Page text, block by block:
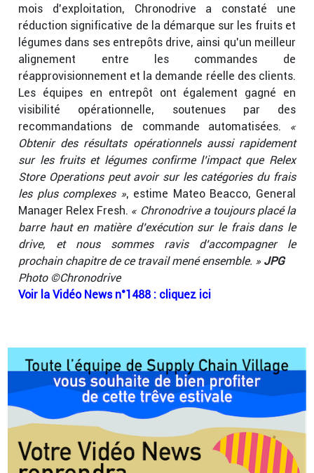
mois d’exploitation, Chronodrive a constaté une
réduction significative de la démarque sur les fruits et
légumes dans ses entrepôts drive, ainsi qu’un meilleur
alignement entre les commandes de
réapprovisionnement et la demande réelle des clients.
Les équipes en entrepôt ont également gagné en
visibilité opérationnelle, soutenues par des
recommandations de commande automatisées. «
Obtenir des résultats opérationnels aussi rapidement
sur les fruits et légumes confirme l’impact que Relex
Store Operations peut avoir sur les catégories du frais
les plus complexes », estime Mateo Beacco, General
Manager Relex Fresh. « Chronodrive a toujours placé la
barre haut en matière d’exécution sur le frais dans le
drive, et nous sommes ravis d’accompagner le
prochain chapitre de ce travail mené ensemble. » JPG
Photo ©Chronodrive
Voir la Vidéo News n°1488 : cliquez ici